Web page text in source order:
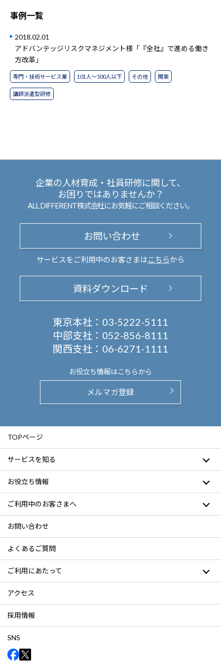
事例一覧
2018.02.01
アドバンテッジリスクマネジメント様「『全社』で進める働き
方改革」
専門・技術サービス業 101人～500人以下 その他 関東
講師派遣型研修
企業の人材育成・社員研修に関して、
お困りではありませんか？
ALL DIFFERENT株式会社にお気軽にご相談ください。
お問い合わせ
サービスをご利用中のお客さまは こちらから
資料ダウンロード
東京本社： 03-5222-5111
中部支社： 052-856-8111
関西支社： 06-6271-1111
お役立ち情報はこちらから
メルマガ登録
TOPページ
サービスを知る
お役立ち情報
ご利用中のお客さまへ
お問い合わせ
よくあるご質問
ご利用にあたって
アクセス
採用情報
SNS